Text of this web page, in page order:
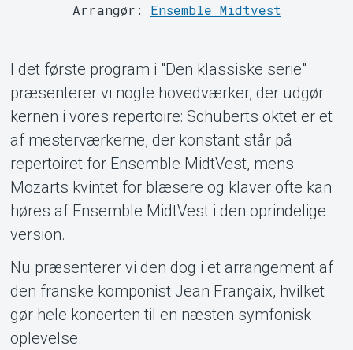
Arrangør: Ensemble Midtvest
I det første program i "Den klassiske serie"
præsenterer vi nogle hovedværker, der udgør
kernen i vores repertoire: Schuberts oktet er et
af mesterværkerne, der konstant står på
repertoiret for Ensemble MidtVest, mens
Mozarts kvintet for blæsere og klaver ofte kan
høres af Ensemble MidtVest i den oprindelige
version.
Nu præsenterer vi den dog i et arrangement af
den franske komponist Jean Françaix, hvilket
gør hele koncerten til en næsten symfonisk
oplevelse.